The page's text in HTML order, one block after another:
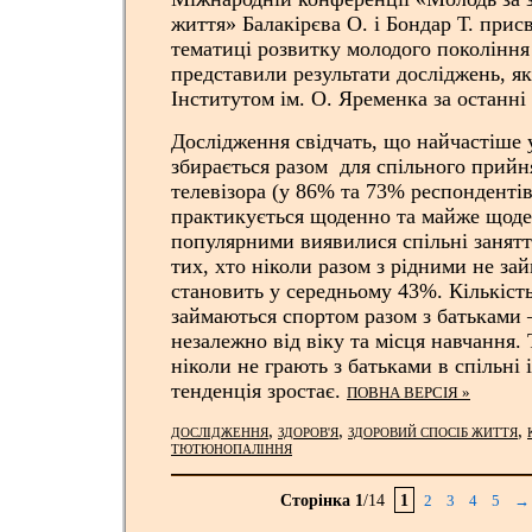
життя» Балакірєва О. і Бондар Т.
тематиці розвитку молодого покоління
представили результати досліджень,
Інститутом ім. О. Яременка за останні
Дослідження свідчать, що найчастіше
збирається разом для спільного
телевізора (у 86% та 73%
практикується щоденно та майже
популярними виявилися спільні
тих, хто ніколи разом з рідними не
становить у середньому 43%.
займаються спортом разом з батьками
незалежно від віку та місця
ніколи не грають з батьками в спільні
тенденція зростає. ПОВНА ВЕРСІЯ »
ДОСЛІДЖЕННЯ, ЗДОРОВ'Я, ЗДОРОВИЙ СПОСІБ ЖИТТЯ,
ТЮТЮНОПАЛІННЯ
Сторінка 1/14 1 2 3 4 5 →